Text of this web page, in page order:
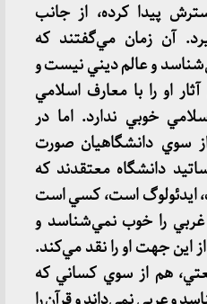
پيدا كرده، از جانب
آن زمان مي‌گفتند كه
و عالم ديني نيست و
او را با معارف اسلامي
خوبي ندارد. اما در
سوي دانشگاهيان صورت
دانشگاه معتقدند كه
ايدئولوگ است، كسي است
غربي را خوب نمي‌شناسد و
جهت او را نقد مي‌كند.
هم از سوي كساني كه